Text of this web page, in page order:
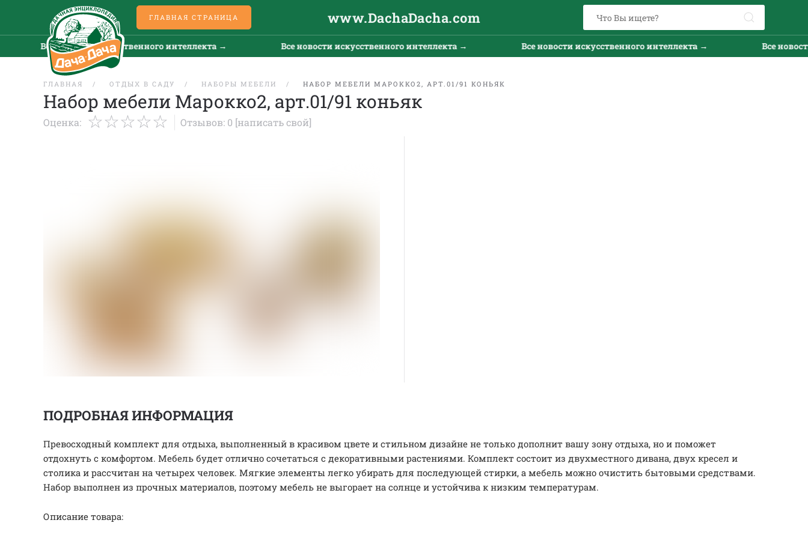
ГЛАВНАЯ СТРАНИЦА www.DachaDacha.com
Все новости искусственного интеллекта → Все новости искусственного интеллекта → Все новости искусственного интеллекта → Все
ГЛАВНАЯ ОТДЫХ В САДУ НАБОРЫ МЕБЕЛИ НАБОР МЕБЕЛИ МАРОККО2, АРТ.01/91 КОНЬЯК
Набор мебели Марокко2, арт.01/91 коньяк
Оценка: Отзывов: 0 [написать свой]
ПОДРОБНАЯ ИНФОРМАЦИЯ
Превосходный комплект для отдыха, выполненный в красивом цвете и стильном дизайне не только дополнит вашу зону отдыха, но и поможет
отдохнуть с комфортом. Мебель будет отлично сочетаться с декоративными растениями. Комплект состоит из двухместного дивана, двух кресел и
столика и рассчитан на четырех человек. Мягкие элементы легко убирать для последующей стирки, а мебель можно очистить бытовыми средствами.
Набор выполнен из прочных материалов, поэтому мебель не выгорает на солнце и устойчива к низким температурам.
Описание товара: